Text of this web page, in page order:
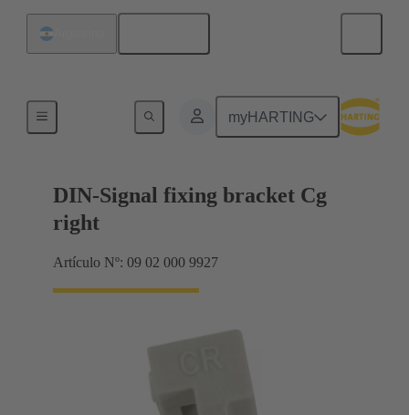
myHARTING
DIN-Signal fixing bracket Cg
right
Artículo Nº: 09 02 000 9927